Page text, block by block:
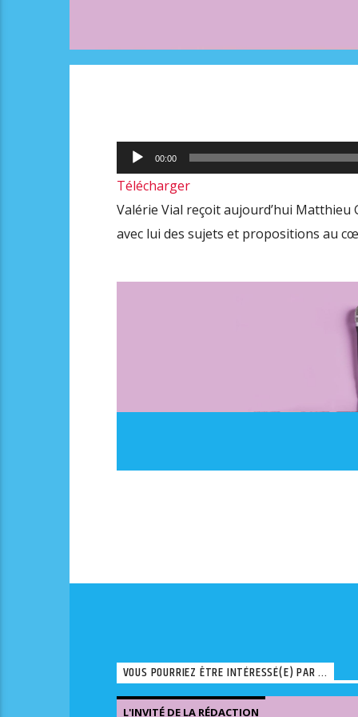
Lecteur
audio
00:00
Télécharger
Valérie Vial reçoit aujourd’hui
avec lui des sujets et propositions au
VOUS POURRIEZ ÊTRE INTÉRESSÉ(E) PAR ...
L'INVITÉ DE LA RÉDACTION